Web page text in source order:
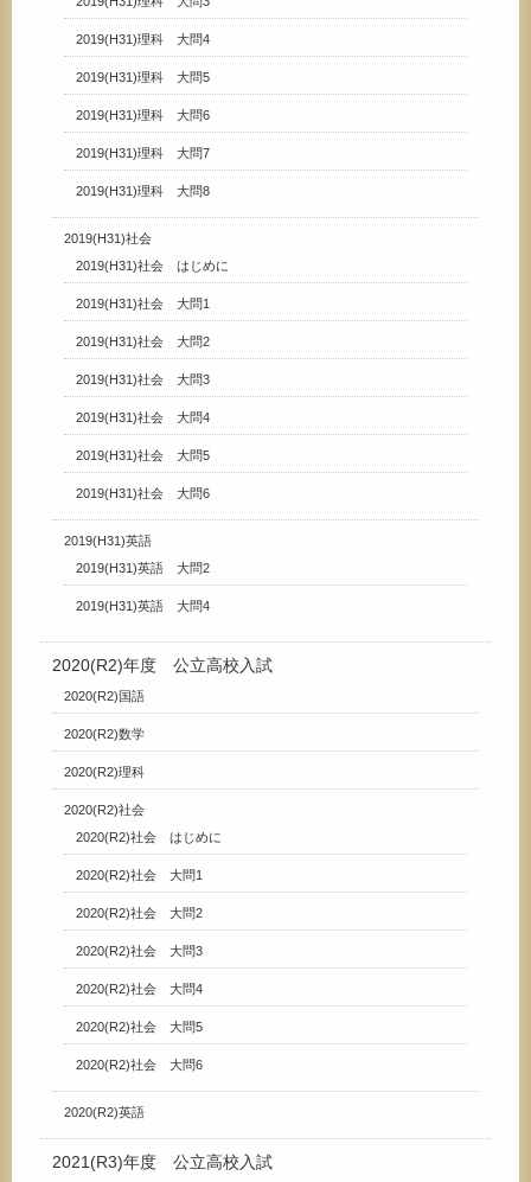
2019(H31)理科 大問4
2019(H31)理科 大問5
2019(H31)理科 大問6
2019(H31)理科 大問7
2019(H31)理科 大問8
2019(H31)社会
2019(H31)社会 はじめに
2019(H31)社会 大問1
2019(H31)社会 大問2
2019(H31)社会 大問3
2019(H31)社会 大問4
2019(H31)社会 大問5
2019(H31)社会 大問6
2019(H31)英語
2019(H31)英語 大問2
2019(H31)英語 大問4
2020(R2)年度 公立高校入試
2020(R2)国語
2020(R2)数学
2020(R2)理科
2020(R2)社会
2020(R2)社会 はじめに
2020(R2)社会 大問1
2020(R2)社会 大問2
2020(R2)社会 大問3
2020(R2)社会 大問4
2020(R2)社会 大問5
2020(R2)社会 大問6
2020(R2)英語
2021(R3)年度 公立高校入試